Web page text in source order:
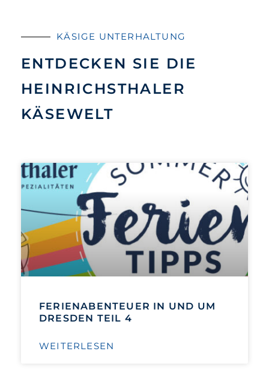
KÄSIGE UNTERHALTUNG
ENTDECKEN SIE DIE
HEINRICHSTHALER
KÄSEWELT
FERIENABENTEUER IN UND UM
DRESDEN TEIL 4
WEITERLESEN